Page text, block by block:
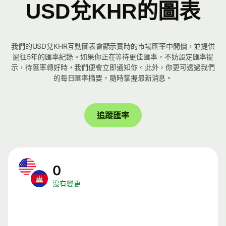
USD兌KHR的圖表
我們的USD兌KHR互動圖表會顯示實時的市場匯率中間價，並提供
過往5年的匯率紀錄。如果你正在等待更佳匯率，不妨設定匯率提
示，待匯率轉好時，我們便會立即通知你。此外，你更可透過我們
的每日匯率摘要，隨時掌握最新消息。
追蹤匯率
0
沒有變更